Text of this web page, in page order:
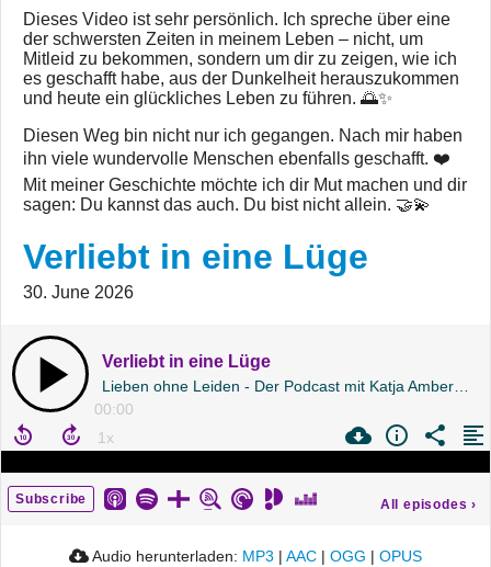
Dieses Video ist sehr persönlich. Ich spreche über eine
der schwersten Zeiten in meinem Leben – nicht, um
Mitleid zu bekommen, sondern um dir zu zeigen, wie ich
es geschafft habe, aus der Dunkelheit herauszukommen
und heute ein glückliches Leben zu führen. 🌅✨
Diesen Weg bin nicht nur ich gegangen. Nach mir haben
ihn viele wundervolle Menschen ebenfalls geschafft. ❤️
Mit meiner Geschichte möchte ich dir Mut machen und dir
sagen: Du kannst das auch. Du bist nicht allein. 🤝💫
Verliebt in eine Lüge
30. June 2026
Verliebt in eine Lüge
00:00
Subscribe All episodes ›
Audio herunterladen: MP3 | AAC | OGG | OPUS